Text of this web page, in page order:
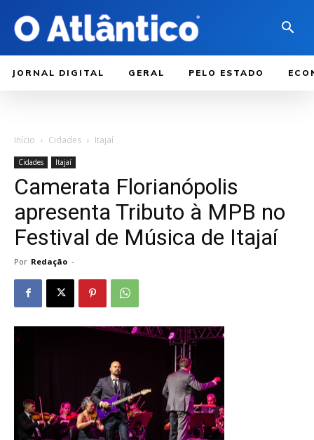
JORNAL DIGITAL GERAL PELO ESTADO
Início Cidades Itajaí
Cidades Itajaí
Camerata Florianópolis
apresenta Tributo à MPB no
Festival de Música de Itajaí
Por Redação -